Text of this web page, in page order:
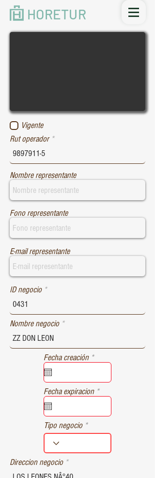
HORETUR
Vigente
Rut operador
Nombre representante
Fono representante
E-mail representante
ID negocio
Nombre negocio
Fecha creación *r
e
u
i
d
Fecha expiracion *r
e
u
r
d
Tipo negocio
Direccion negocio